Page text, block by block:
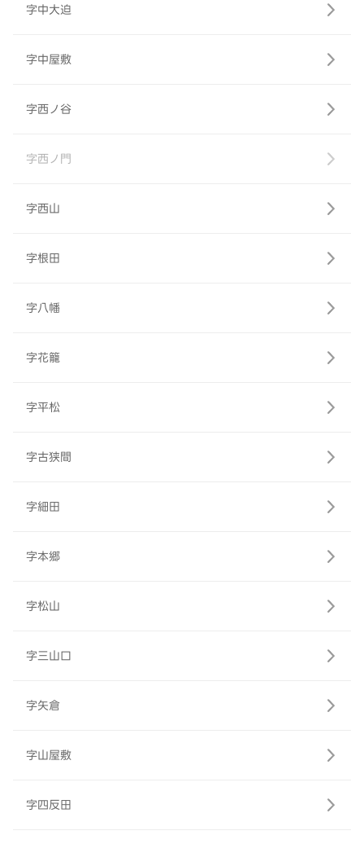
字中大迫
字中屋敷
字西ノ谷
字西ノ門
字西山
字根田
字八幡
字花籠
字平松
字古狭間
字細田
字本郷
字松山
字三山口
字矢倉
字山屋敷
字四反田